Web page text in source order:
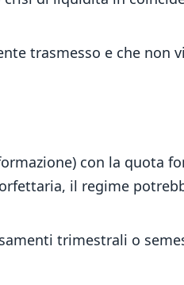
trasmesso e che non
con la quota
il regime
trimestrali o